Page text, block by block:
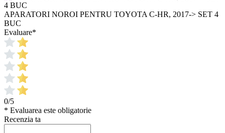
APARATORI NOROI PENTRU TOYOTA C-HR, 2017-> SET 4
BUC
Evaluare*
0/5
* Evaluarea este obligatorie
Recenzia ta